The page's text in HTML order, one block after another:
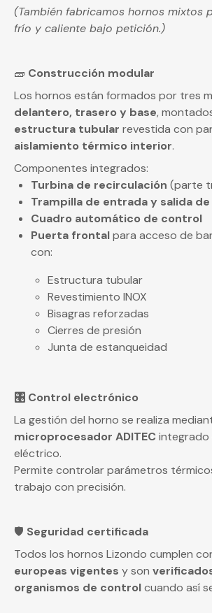
(También fabricamos hornos mixtos
frío y caliente bajo petición.)
🧱 Construcción modular
Los hornos están formados por tres
delantero, trasero y base,
estructura tubular revestida con
aislamiento térmico interior.
Componentes integrados:
Turbina de recirculación (parte
Trampilla de entrada y salida de
Cuadro automático de control
Puerta frontalpara acceso de
con:
Estructura tubular
Revestimiento INOX
Bisagras reforzadas
Cierres de presión
Junta de estanqueidad
🎛️ Control electrónico
La gestión del horno se realiza
microprocesador ADITEC integrado
eléctrico.
Permite controlar parámetros
trabajo con precisión.
🛡️ Seguridad certificada
Todos los hornos Lizondo cumplen
europeas vigentes y son
organismos de controlcuando así